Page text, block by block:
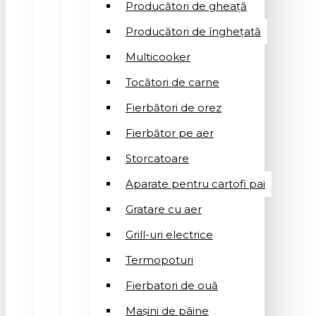
Producători de gheață
Producători de înghețată
Multicooker
Tocători de carne
Fierbători de orez
Fierbător pe aer
Storcatoare
Aparate pentru cartofi pai
Gratare cu aer
Grill-uri electrice
Termopoturi
Fierbatori de ouă
Mașini de pâine